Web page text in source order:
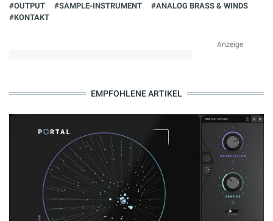
#OUTPUT #SAMPLE-INSTRUMENT
#ANALOG BRASS & WINDS
#KONTAKT
Anzeige
EMPFOHLENE ARTIKEL